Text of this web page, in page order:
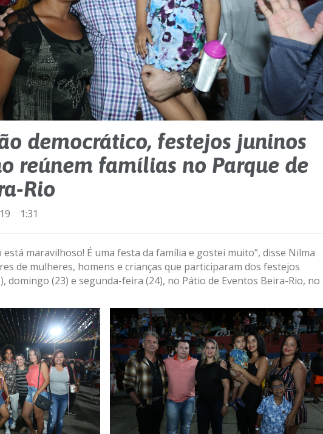
democrático, festejos juninos
reúnem famílias no Parque de
Rio
1:31
está maravilhoso! É uma festa da família e gostei muito”, disse Nilma
de mulheres, homens e crianças que participaram dos festejos
domingo (23) e segunda-feira (24), no Pátio de Eventos Beira-Rio, no